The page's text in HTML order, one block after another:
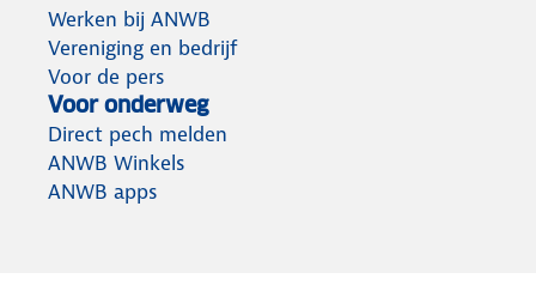
Werken bij ANWB
Vereniging en bedrijf
Voor de pers
Voor onderweg
Direct pech melden
ANWB Winkels
ANWB apps